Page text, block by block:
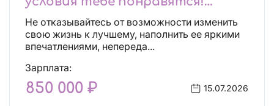
Действительно отличные
условия и поддержка!
Не отказывайтесь от возможности изменить
свою жизнь к лучшему, наполнить ее яркими
впечатлениями, непереда...
Зарплата:
850 000 ₽ 15.07.2026